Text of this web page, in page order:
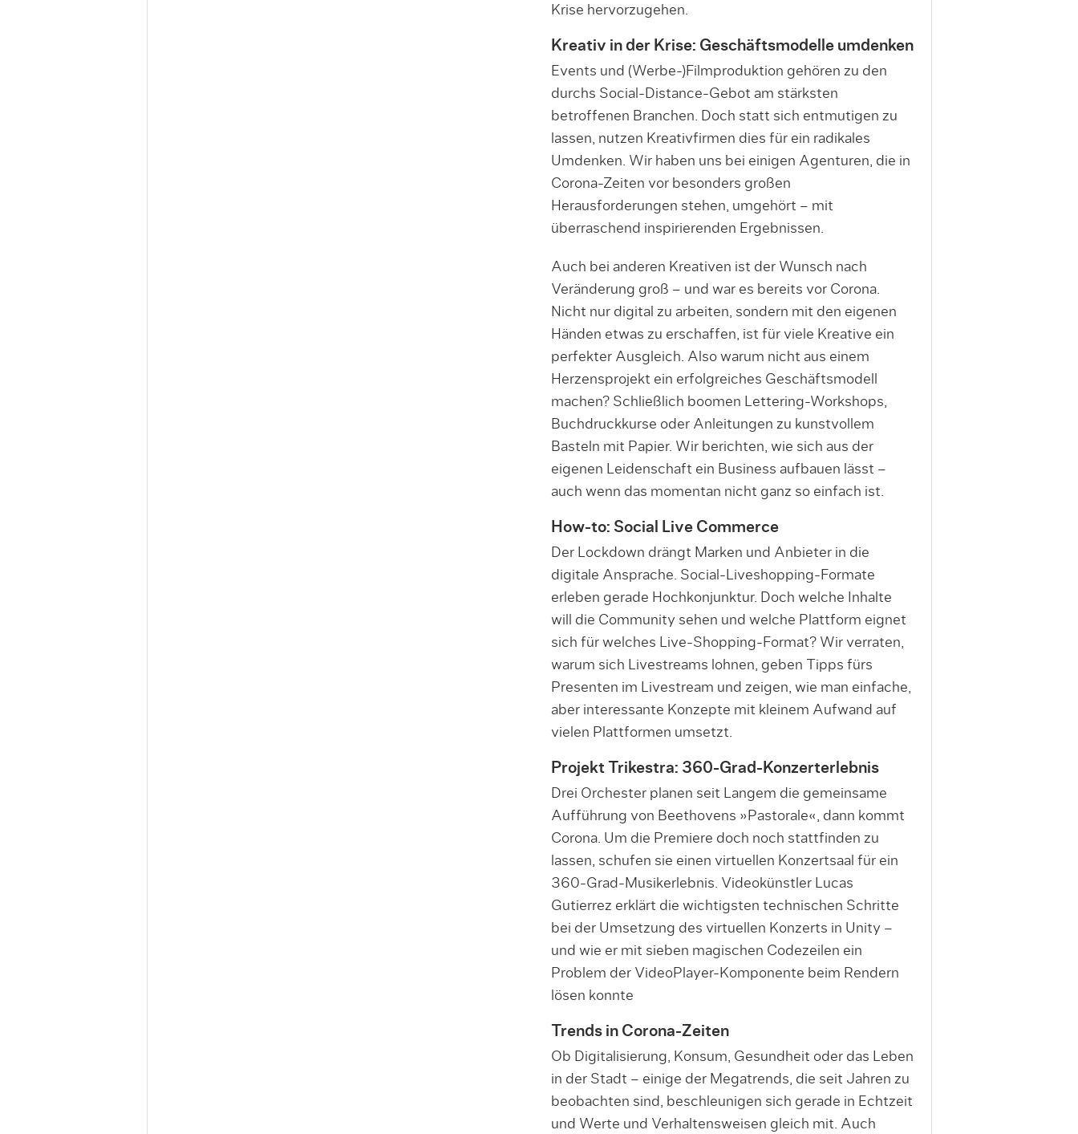
Krise hervorzugehen.
Kreativ in der Krise: Geschäftsmodelle umdenken
Events und (Werbe-)Filmproduktion gehören zu den
durchs Social-Distance-Gebot am stärksten
betroffenen Branchen. Doch statt sich entmutigen zu
lassen, nutzen Kreativfirmen dies für ein radikales
Umdenken. Wir haben uns bei einigen Agenturen, die in
Corona-Zeiten vor besonders großen
Herausforderungen stehen, umgehört – mit
überraschend inspirierenden Ergebnissen.
Auch bei anderen Kreativen ist der Wunsch nach
Veränderung groß – und war es bereits vor Corona.
Nicht nur digital zu arbeiten, sondern mit den eigenen
Händen etwas zu erschaffen, ist für viele Kreative ein
perfekter Ausgleich. Also warum nicht aus einem
Herzensprojekt ein erfolgreiches Geschäftsmodell
machen? Schließlich boomen Lettering-Workshops,
Buchdruckkurse oder Anleitungen zu kunstvollem
Basteln mit Papier. Wir berichten, wie sich aus der
eigenen Leidenschaft ein Business aufbauen lässt –
auch wenn das momentan nicht ganz so einfach ist.
How-to: Social Live Commerce
Der Lockdown drängt Marken und Anbieter in die
digitale Ansprache. Social-Liveshopping-Formate
erleben gerade Hochkonjunktur. Doch welche Inhalte
will die Community sehen und welche Plattform eignet
sich für welches Live-Shopping-Format? Wir verraten,
warum sich Livestreams lohnen, geben Tipps fürs
Presenten im Livestream und zeigen, wie man einfache,
aber interessante Konzepte mit kleinem Aufwand auf
vielen Plattformen umsetzt.
Projekt Trikestra: 360-Grad-Konzerterlebnis
Drei Orchester planen seit Langem die gemeinsame
Aufführung von Beethovens »Pastorale«, dann kommt
Corona. Um die Premiere doch noch stattfinden zu
lassen, schufen sie einen virtuellen Konzertsaal für ein
360-Grad-Musikerlebnis. Videokünstler Lucas
Gutierrez erklärt die wichtigsten technischen Schritte
bei der Umsetzung des virtuellen Konzerts in Unity –
und wie er mit sieben magischen Codezeilen ein
Problem der VideoPlayer-Komponente beim Rendern
lösen konnte
Trends in Corona-Zeiten
Ob Digitalisierung, Konsum, Gesundheit oder das Leben
in der Stadt – einige der Megatrends, die seit Jahren zu
beobachten sind, beschleunigen sich gerade in Echtzeit
und Werte und Verhaltensweisen gleich mit. Auch